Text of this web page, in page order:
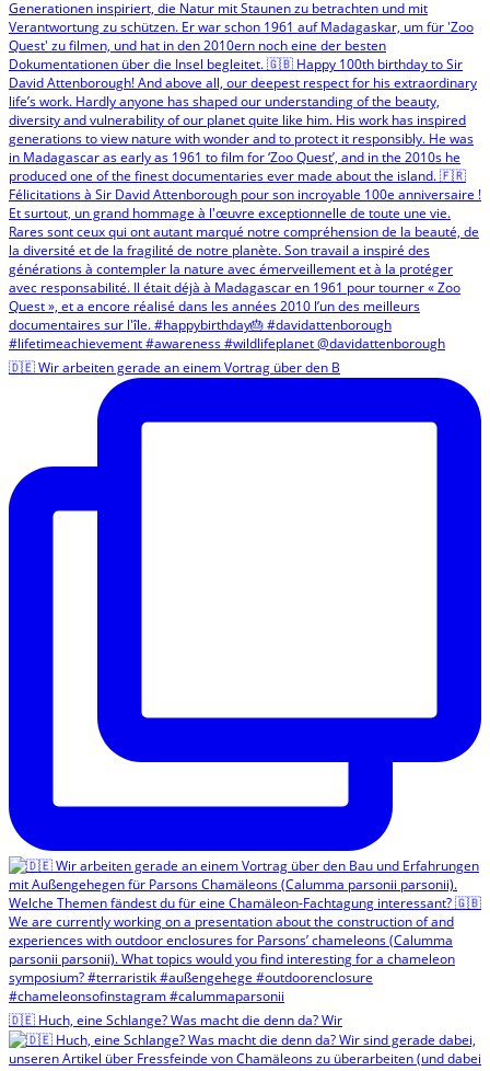
🇩🇪 Wir arbeiten gerade an einem Vortrag über den B
🇩🇪 Huch, eine Schlange? Was macht die denn da? Wir